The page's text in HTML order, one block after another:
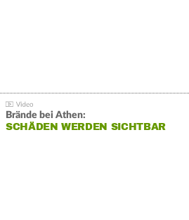
Brände bei Athen:
SCHÄDEN WERDEN SICHTBAR